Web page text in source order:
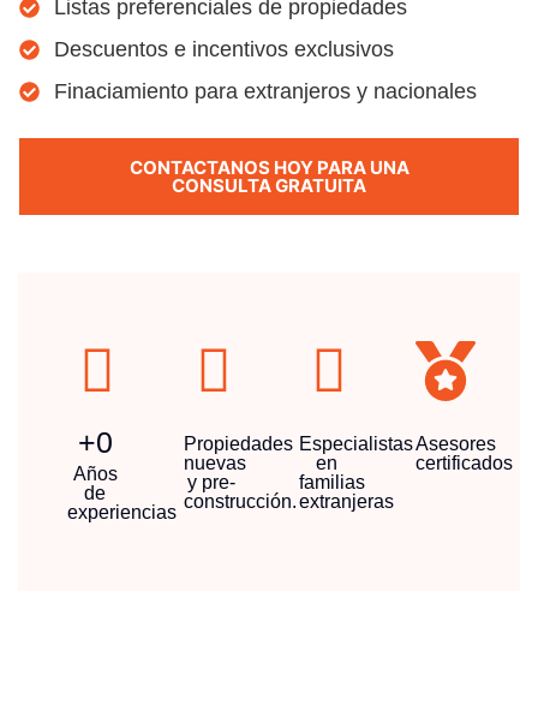
Listas preferenciales de propiedades
Descuentos e incentivos exclusivos
Finaciamiento para extranjeros y nacionales
CONTACTANOS HOY PARA UNA
CONSULTA GRATUITA
+0
Años
de
experiencias
Propiedades
nuevas
y pre-
construcción.
Especialistas
en
familias
extranjeras
Asesores
certificados